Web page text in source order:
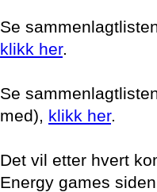
Se
klikk her.
Se
med), klikk her.
Det vil etter hvert
Energy games